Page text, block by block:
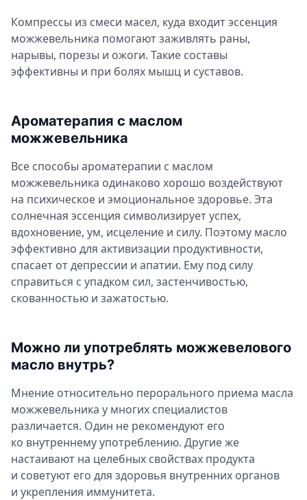
Компрессы из смеси масел, куда входит эссенция
можжевельника помогают заживлять раны,
нарывы, порезы и ожоги. Такие составы
эффективны и при болях мышц и суставов.
Ароматерапия с маслом
можжевельника
Все способы ароматерапии с маслом
можжевельника одинаково хорошо воздействуют
на психическое и эмоциональное здоровье. Эта
солнечная эссенция символизирует успех,
вдохновение, ум, исцеление и силу. Поэтому масло
эффективно для активизации продуктивности,
спасает от депрессии и апатии. Ему под силу
справиться с упадком сил, застенчивостью,
скованностью и зажатостью.
Можно ли употреблять можжевелового
масло внутрь?
Мнение относительно перорального приема масла
можжевельника у многих специалистов
различается. Один не рекомендуют его
ко внутреннему употреблению. Другие же
настаивают на целебных свойствах продукта
и советуют его для здоровья внутренних органов
и укрепления иммунитета.